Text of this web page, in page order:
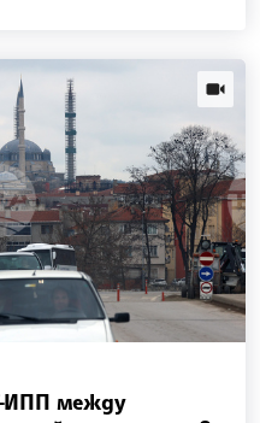
ИПП между